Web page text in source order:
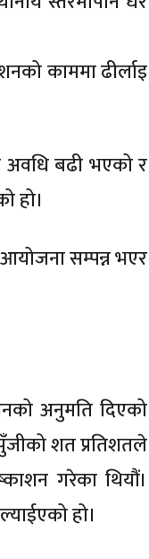
काममा ढीर्लाइ
अवधि बढी भएको र
हो।
सम्पन्न भएर
अनुमति दिएको
शत प्रतिशतले
गरेका थियौं।
हो।